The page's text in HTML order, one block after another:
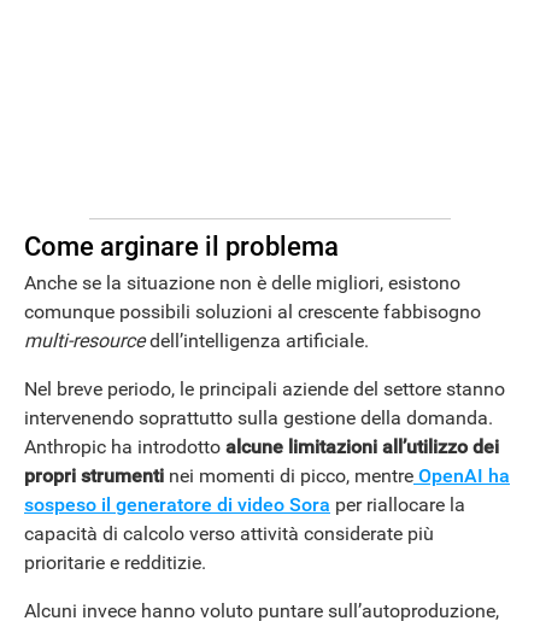
Come arginare il problema
Anche se la situazione non è delle migliori, esistono
comunque possibili soluzioni al crescente fabbisogno
multi-resourcedell’intelligenza artificiale.
Nel breve periodo, le principali aziende del settore stanno
intervenendo soprattutto sulla gestione della domanda.
Anthropic ha introdotto alcune limitazioni all’utilizzo dei
propri strumenti nei momenti di picco, mentre OpenAI ha
sospeso il generatore di video Sora per riallocare la
capacità di calcolo verso attività considerate più
prioritarie e redditizie.
Alcuni invece hanno voluto puntare sull’autoproduzione,